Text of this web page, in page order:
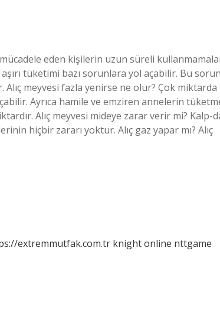
eden kişilerin uzun süreli
tüketimi bazı sorunlara yol açabilir. Bu
Alıç meyvesi fazla yenirse ne olur? Çok miktarda
Ayrıca hamile ve emziren annelerin
Alıç meyvesi mideye zarar verir mi? Kalp-
hiçbir zararı yoktur. Alıç gaz yapar mı? Alıç
extremmutfak.com.tr knight online nttgame